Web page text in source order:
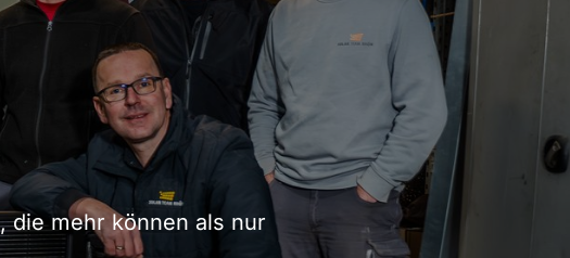
die mehr können als nur